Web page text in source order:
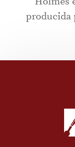
producida